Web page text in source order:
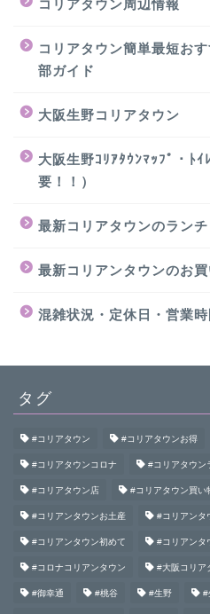
コリアタウン周辺情報
コリアタウン簡単最短お
部ガイド
大阪生野コリアタウン
大阪生野ｺﾘｱﾀｳﾝﾏｯﾌﾟ・ﾄｲ
要！！）
最新コリアタウンのラン
最新コリアンタウンのお
混雑状況・定休日・営業時
タグ
#コリアタウン #コリアタウンお得
#コリアタウンコロナ #コリアタウン
#コリアタウン店 #コリアタウン買い
#コリアンタウンお土産 #コリアンタ
#コリアンタウン初めて #コリアンタ
#コロナコリアンタウン #大阪コリア
#御幸通 #桃谷 #生野 #